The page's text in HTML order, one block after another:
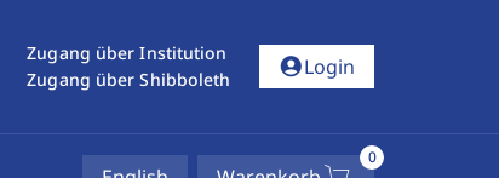
Zugang über Institution
Zugang über Shibboleth
account_circleLogin
0